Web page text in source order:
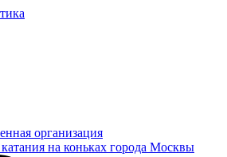
организация
на коньках города Москвы